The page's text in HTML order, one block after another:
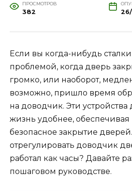
ПРОСМОТРОВ
382
Если вы когда-нибудь
проблемой, когда дверь
громко, или наоборот,
возможно, пришло время
на доводчик. Эти
жизнь удобнее, обеспечивая
безопасное закрытие
отрегулировать доводчик
работал как часы? Давайте
пошаговом руководстве.